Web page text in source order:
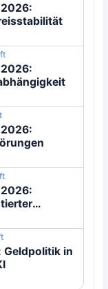
Geldpolitik in